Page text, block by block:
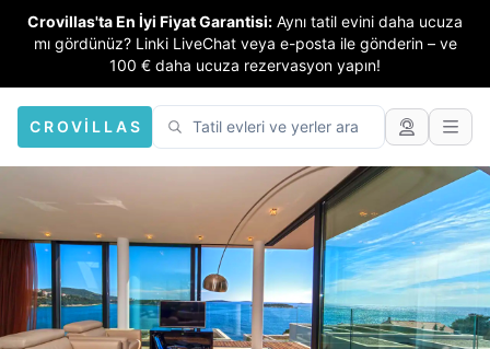
Crovillas'ta En İyi Fiyat Garantisi: Aynı tatil evini daha ucuza
mı gördünüz? Linki LiveChat veya e-posta ile gönderin – ve
100 € daha ucuza rezervasyon yapın!
CROVILLAS